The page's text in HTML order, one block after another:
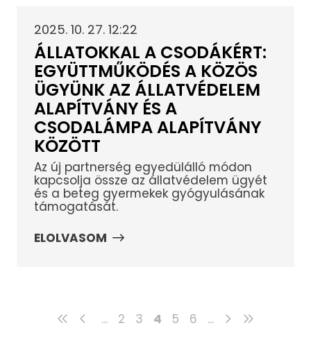
2025. 10. 27. 12:22
ÁLLATOKKAL A CSODÁKÉRT:
EGYÜTTMŰKÖDÉS A KÖZÖS
ÜGYÜNK AZ ÁLLATVÉDELEM
ALAPÍTVÁNY ÉS A
CSODALÁMPA ALAPÍTVÁNY
KÖZÖTT
Az új partnerség egyedülálló módon
kapcsolja össze az állatvédelem ügyét
és a beteg gyermekek gyógyulásának
támogatását.
ELOLVASOM
... 2 3 4 5 6 ...